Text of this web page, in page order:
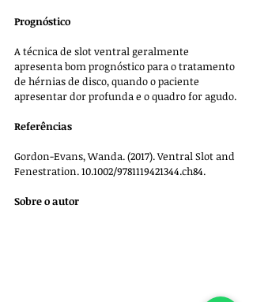
Prognóstico
A técnica de slot ventral geralmente
apresenta bom prognóstico para o tratamento
de hérnias de disco, quando o paciente
apresentar dor profunda e o quadro for agudo.
Referências
Gordon-Evans, Wanda. (2017). Ventral Slot and
Fenestration. 10.1002/9781119421344.ch84.
Sobre o autor